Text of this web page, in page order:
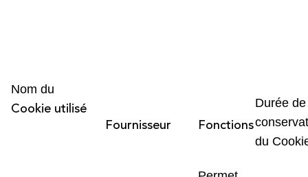
Nom du
Cookie utilisé
Fournisseur
Fonctions
Durée de
du